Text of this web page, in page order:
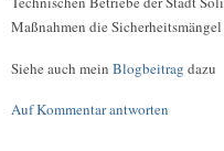
Maßnahmen die
Siehe auch mein Blogbeitrag dazu
Auf Kommentar antworten